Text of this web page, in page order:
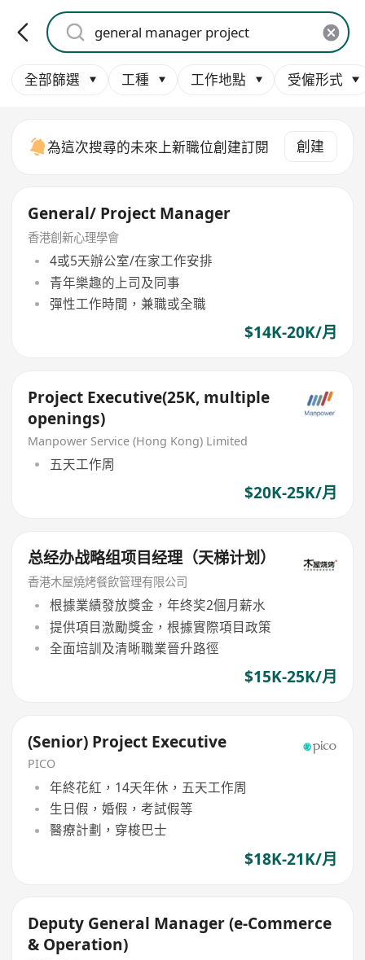
全部篩選 工種 工作地點 受僱形式
為這次搜尋的未來上新職位創建訂閱 創建
General/ Project Manager
香港創新心理學會
4或5天辦公室/在家工作安排
青年樂趣的上司及同事
彈性工作時間，兼職或全職
$14K-20K/月
Project Executive(25K, multiple
openings)
Manpower Service (Hong Kong) Limited
五天工作周
$20K-25K/月
总经办战略组项目经理（天梯计划）
香港木屋燒烤餐飲管理有限公司
根據業績發放獎金，年终奖2個月薪水
提供項目激勵獎金，根據實際項目政策
全面培訓及清晰職業晉升路徑
$15K-25K/月
(Senior) Project Executive
PICO
年終花紅，14天年休，五天工作周
生日假，婚假，考試假等
醫療計劃，穿梭巴士
$18K-21K/月
Deputy General Manager (e-Commerce
& Operation)